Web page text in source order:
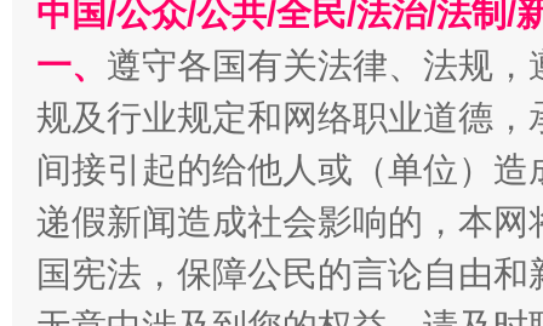
千年窑火 生生不息
中国/公众/公共/全民/法治/法制/
一、 遵守各国有关法律、法规
规及行业规定和网络职业道德
间接引起的给他人或（单位）
递假新闻造成社会影响的，本
国宪法，保障公民的言论自由